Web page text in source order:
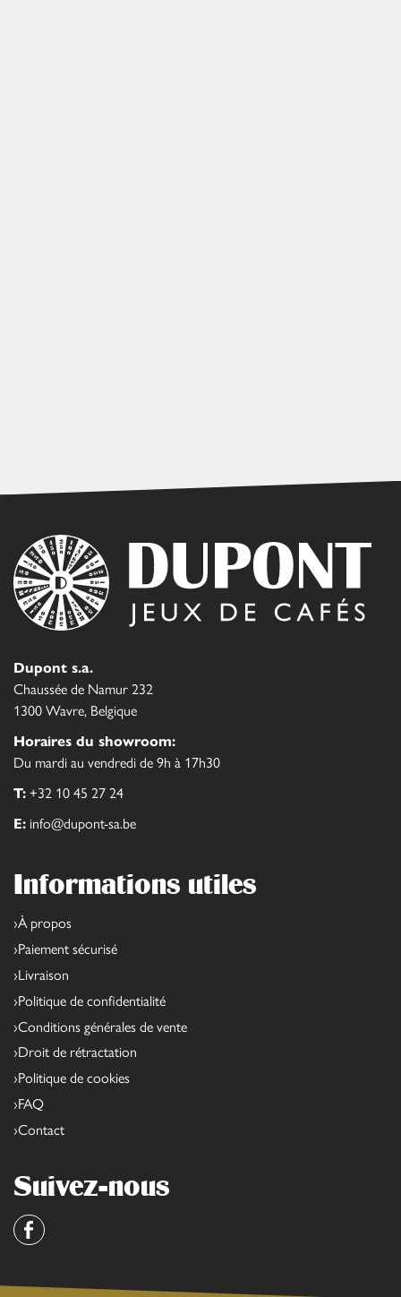
Dupont s.a.
Chaussée de Namur 232
1300 Wavre, Belgique
Horaires du showroom:
Du mardi au vendredi de 9h à 17h30
T: +32 10 45 27 24
E: info@dupont-sa.be
Informations utiles
À propos
Paiement sécurisé
Livraison
Politique de confidentialité
Conditions générales de vente
Droit de rétractation
Politique de cookies
FAQ
Contact
Suivez-nous
Facebook